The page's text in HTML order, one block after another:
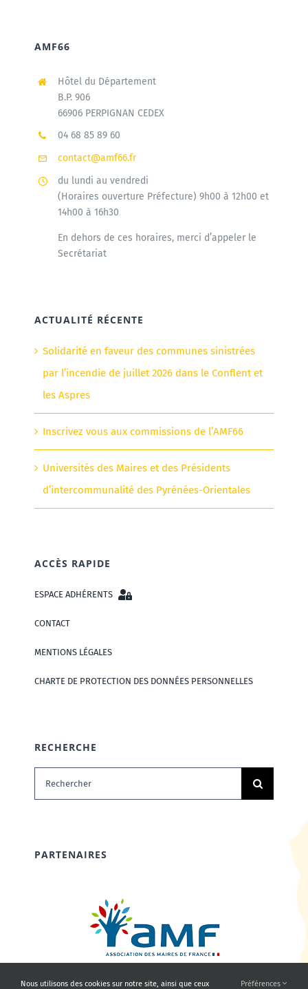
AMF66
Hôtel du Département
B.P. 906
66906 PERPIGNAN CEDEX
04 68 85 89 60
contact@amf66.fr
du lundi au vendredi
(Horaires ouverture Préfecture) 9h00 à 12h00 et
14h00 à 16h30
En dehors de ces horaires, merci d’appeler le
Secrétariat
ACTUALITÉ RÉCENTE
Solidarité en faveur des communes sinistrées
par l’incendie de juillet 2026 dans le Conflent et
les Aspres
Inscrivez vous aux commissions de l’AMF66
Universités des Maires et des Présidents
d’intercommunalité des Pyrénées-Orientales
ACCÈS RAPIDE
ESPACE ADHÉRENTS
CONTACT
MENTIONS LÉGALES
CHARTE DE PROTECTION DES DONNÉES PERSONNELLES
RECHERCHE
Rechercher:
PARTENAIRES
Nous utilisons des cookies sur notre site, ainsi que ceux Préférences